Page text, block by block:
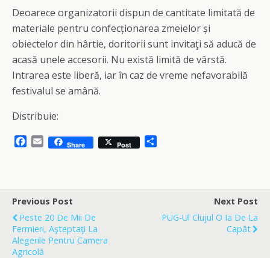
Deoarece organizatorii dispun de cantitate limitată de
materiale pentru confecționarea zmeielor și
obiectelor din hârtie, doritorii sunt invitaţi să aducă de
acasă unele accesorii. Nu există limită de vârstă.
Intrarea este liberă, iar în caz de vreme nefavorabilă
festivalul se amână.
Distribuie:
b
o
o
k
E
l
Share Post
e
Previous Post
Peste 20 De Mii De
Fermieri, Aşteptaţi La
Alegerile Pentru Camera
Agricolă
Next Post
PUG-Ul Clujul O Ia De La
Capăt